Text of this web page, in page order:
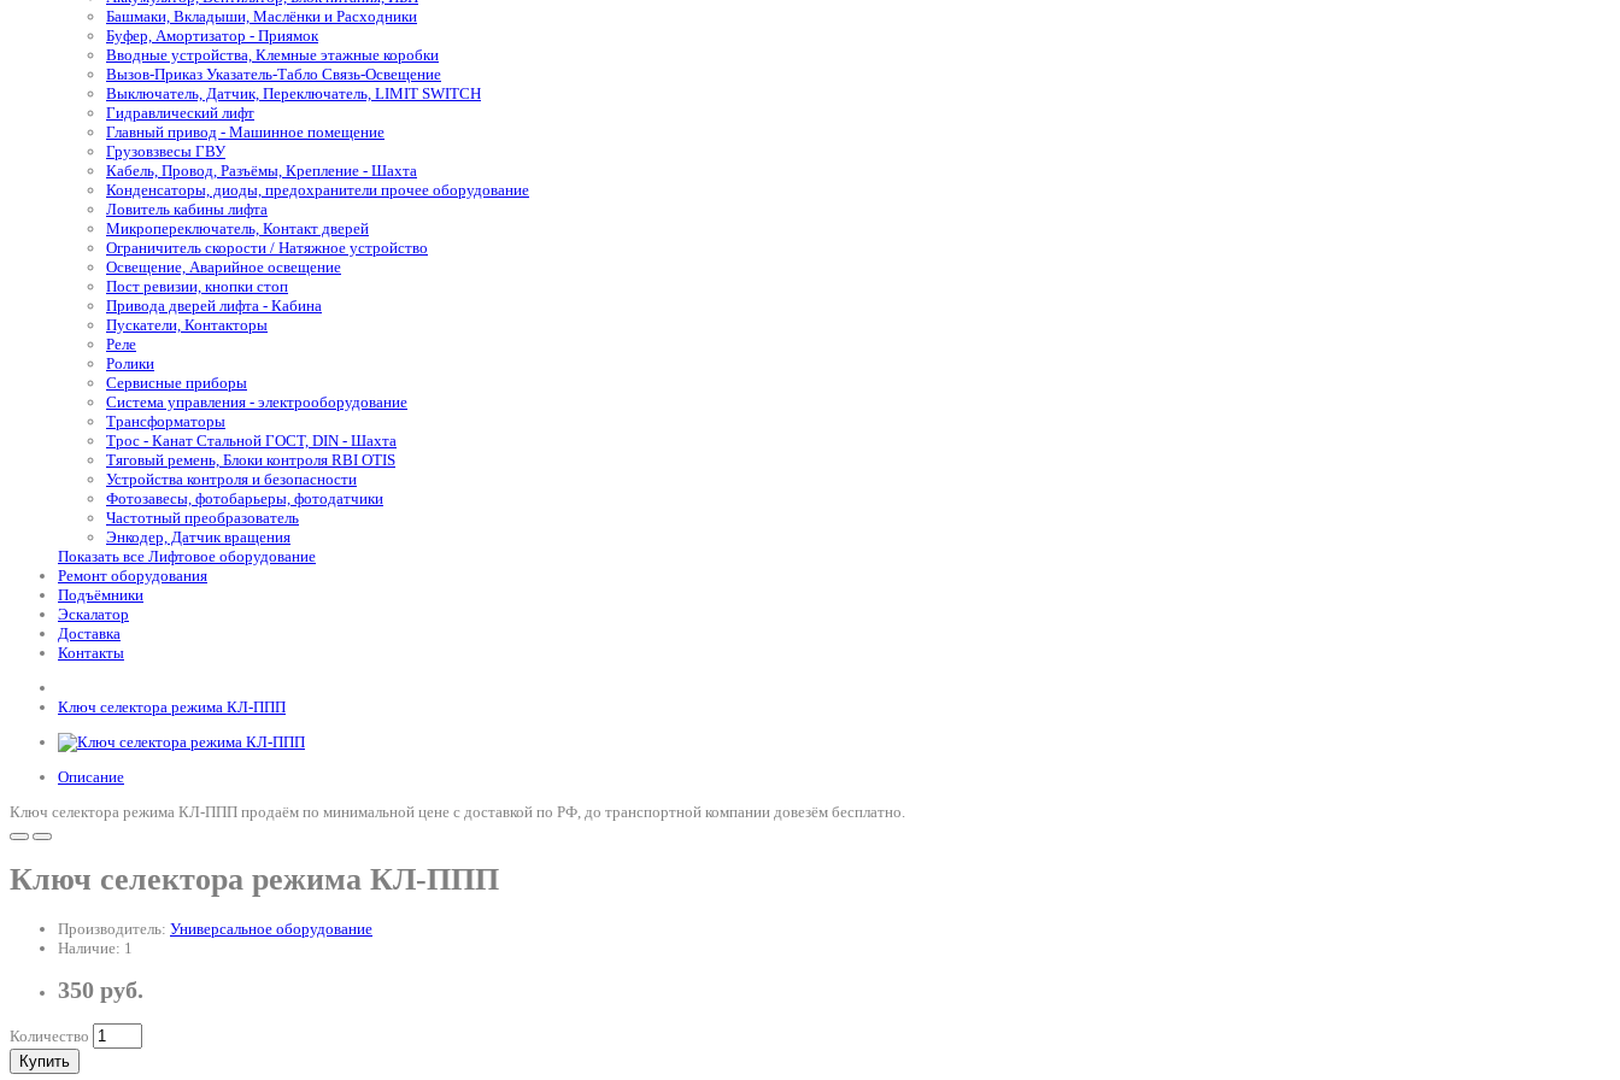
Башмаки, Вкладыши, Маслёнки и Расходники
Буфер, Амортизатор - Приямок
Вводные устройства, Клемные этажные коробки
Вызов-Приказ Указатель-Табло Связь-Освещение
Выключатель, Датчик, Переключатель, LIMIT SWITCH
Гидравлический лифт
Главный привод - Машинное помещение
Грузовзвесы ГВУ
Кабель, Провод, Разъёмы, Крепление - Шахта
Конденсаторы, диоды, предохранители прочее оборудование
Ловитель кабины лифта
Микропереключатель, Контакт дверей
Ограничитель скорости / Натяжное устройство
Освещение, Аварийное освещение
Пост ревизии, кнопки стоп
Привода дверей лифта - Кабина
Пускатели, Контакторы
Реле
Ролики
Сервисные приборы
Система управления - электрооборудование
Трансформаторы
Трос - Канат Стальной ГОСТ, DIN - Шахта
Тяговый ремень, Блоки контроля RBI OTIS
Устройства контроля и безопасности
Фотозавесы, фотобарьеры, фотодатчики
Частотный преобразователь
Энкодер, Датчик вращения
Показать все Лифтовое оборудование
Ремонт оборудования
Подъёмники
Эскалатор
Доставка
Контакты
Ключ селектора режима КЛ-ППП
Описание
Ключ селектора режима КЛ-ППП продаём по минимальной цене с доставкой по РФ, до транспортной компании довезём бесплатно.
Ключ селектора режима КЛ-ППП
Производитель: Универсальное оборудование
Наличие: 1
350 руб.
Количество
Купить